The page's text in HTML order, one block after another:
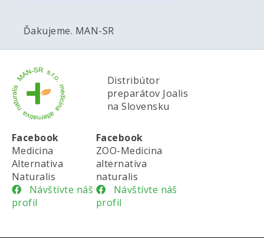
Ďakujeme. MAN-SR
Distribútor
preparátov Joalis
na Slovensku
Facebook
Medicina
Alternativa
Naturalis
Návštívte náš
profil
Facebook
ZOO-Medicina
alternativa
naturalis
Návštívte náš
profil